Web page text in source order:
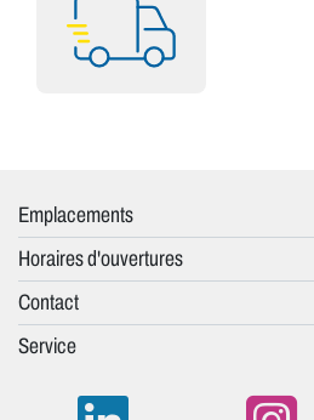
Emplacements
Horaires d'ouvertures
Contact
Service